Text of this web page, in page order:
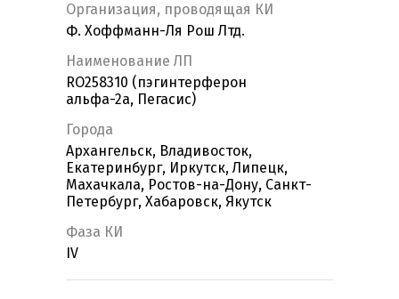
Организация, проводящая КИ
Ф. Хоффманн-Ля Рош Лтд.
Наименование ЛП
RO258310 (пэгинтерферон
альфа-2а, Пегасис)
Города
Архангельск, Владивосток,
Екатеринбург, Иркутск, Липецк,
Махачкала, Ростов-на-Дону, Санкт-
Петербург, Хабаровск, Якутск
Фаза КИ
IV